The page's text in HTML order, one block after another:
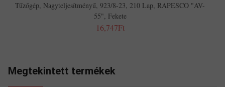
Tűzőgép, Nagyteljesítményű, 923/8-23, 210 Lap, RAPESCO "AV-
55", Fekete
16,747Ft
Megtekintett termékek